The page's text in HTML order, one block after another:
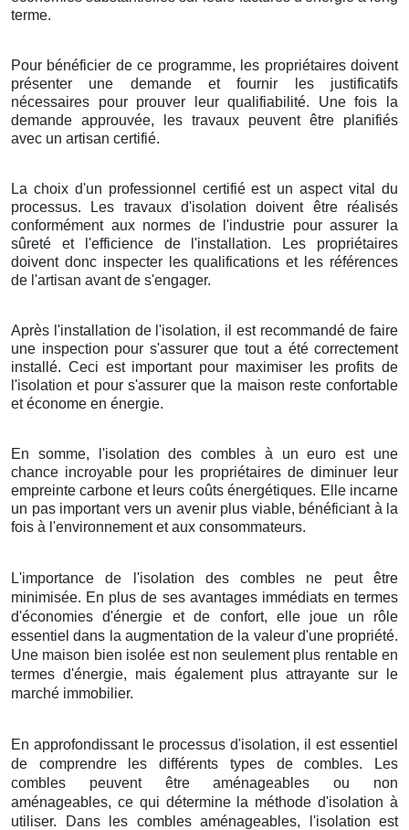
terme.
Pour bénéficier de ce programme, les propriétaires doivent
présenter une demande et fournir les justificatifs
nécessaires pour prouver leur qualifiabilité. Une fois la
demande approuvée, les travaux peuvent être planifiés
avec un artisan certifié.
La choix d'un professionnel certifié est un aspect vital du
processus. Les travaux d'isolation doivent être réalisés
conformément aux normes de l'industrie pour assurer la
sûreté et l'efficience de l'installation. Les propriétaires
doivent donc inspecter les qualifications et les références
de l'artisan avant de s'engager.
Après l'installation de l'isolation, il est recommandé de faire
une inspection pour s'assurer que tout a été correctement
installé. Ceci est important pour maximiser les profits de
l'isolation et pour s'assurer que la maison reste confortable
et économe en énergie.
En somme, l'isolation des combles à un euro est une
chance incroyable pour les propriétaires de diminuer leur
empreinte carbone et leurs coûts énergétiques. Elle incarne
un pas important vers un avenir plus viable, bénéficiant à la
fois à l'environnement et aux consommateurs.
L'importance de l'isolation des combles ne peut être
minimisée. En plus de ses avantages immédiats en termes
d'économies d'énergie et de confort, elle joue un rôle
essentiel dans la augmentation de la valeur d'une propriété.
Une maison bien isolée est non seulement plus rentable en
termes d'énergie, mais également plus attrayante sur le
marché immobilier.
En approfondissant le processus d'isolation, il est essentiel
de comprendre les différents types de combles. Les
combles peuvent être aménageables ou non
aménageables, ce qui détermine la méthode d'isolation à
utiliser. Dans les combles aménageables, l'isolation est